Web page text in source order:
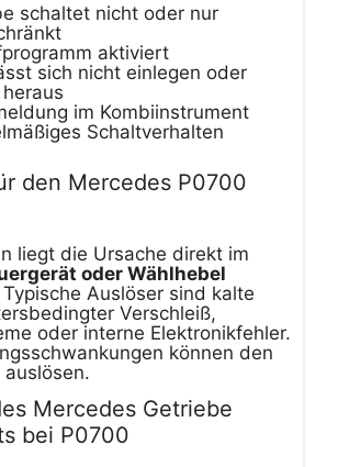
schaltet nicht oder nur
aktiviert
sich nicht einlegen oder
im Kombiinstrument
Schaltverhalten
den Mercedes P0700
liegt die Ursache direkt im
oder Wählhebel
Typische Auslöser sind kalte
Verschleiß,
oder interne Elektronikfehler.
können den
Mercedes Getriebe
bei P0700